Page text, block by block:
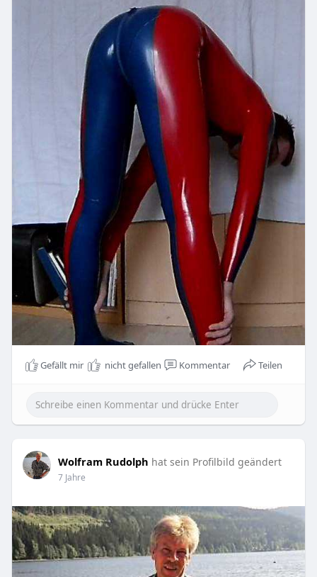
Gefällt mir nicht gefallen Kommentar Teilen
Wolfram Rudolph hat sein Profilbild geändert
7 Jahre